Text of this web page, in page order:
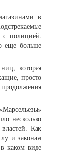
в
с полицией.
еще больше
которая
просто
несколько
Как
и законам
каком виде